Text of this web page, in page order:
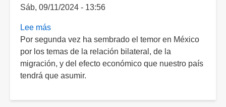
Silencio
Agranda
Sáb, 09/11/2024 - 13:56
Lee más
¿Por
qué
ganó
Trump?
Por segunda vez ha sembrado el temor en México
por los temas de la relación bilateral, de la
migración, y del efecto económico que nuestro país
tendrá que asumir.